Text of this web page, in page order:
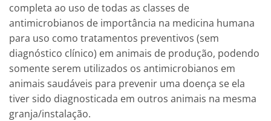
completa ao uso de todas as classes de
antimicrobianos de importância na medicina humana
para uso como tratamentos preventivos (sem
diagnóstico clínico) em animais de produção, podendo
somente serem utilizados os antimicrobianos em
animais saudáveis para prevenir uma doença se ela
tiver sido diagnosticada em outros animais na mesma
granja/instalação.